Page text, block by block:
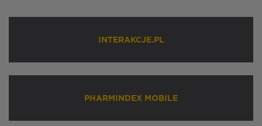
INTERAKCJE.PL
PHARMINDEX MOBILE